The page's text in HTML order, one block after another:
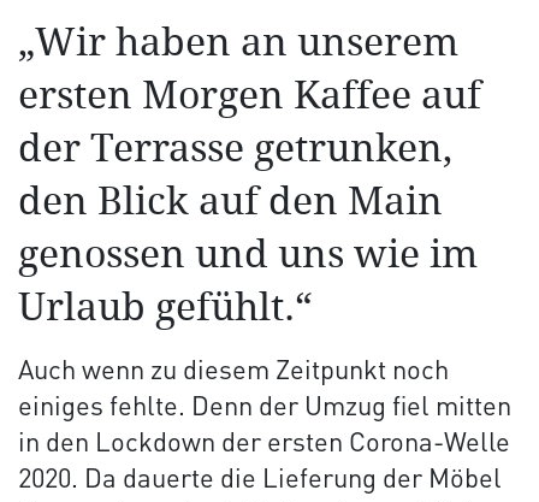
„Wir haben an unserem
ersten Morgen Kaffee auf
der Terrasse getrunken,
den Blick auf den Main
genossen und uns wie im
Urlaub gefühlt.“
Auch wenn zu diesem Zeitpunkt noch
einiges fehlte. Denn der Umzug fiel mitten
in den Lockdown der ersten Corona-Welle
2020. Da dauerte die Lieferung der Möbel